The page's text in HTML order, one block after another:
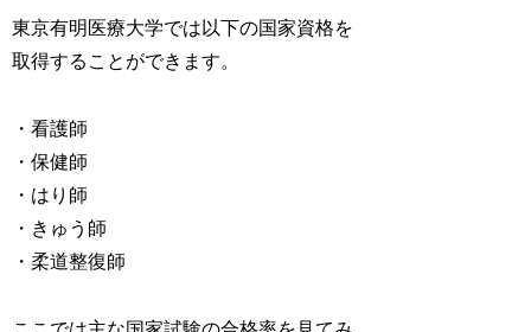
東京有明医療大学では以下の国家資格を
取得することができます。
・看護師
・保健師
・はり師
・きゅう師
・柔道整復師